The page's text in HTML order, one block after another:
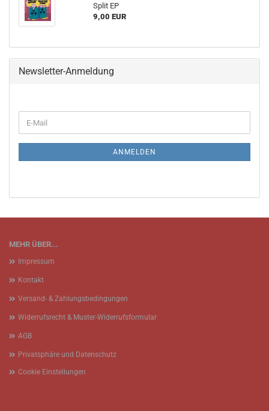
Split EP
9,00 EUR
Newsletter-Anmeldung
ZUR
E-
Mail
ANMELDEN
MEHR ÜBER...
Impressum
Kontakt
Versand- & Zahlungsbedingungen
Widerrufsrecht & Muster-Widerrufsformular
AGB
Privatsphäre und Datenschutz
Cookie Einstellungen